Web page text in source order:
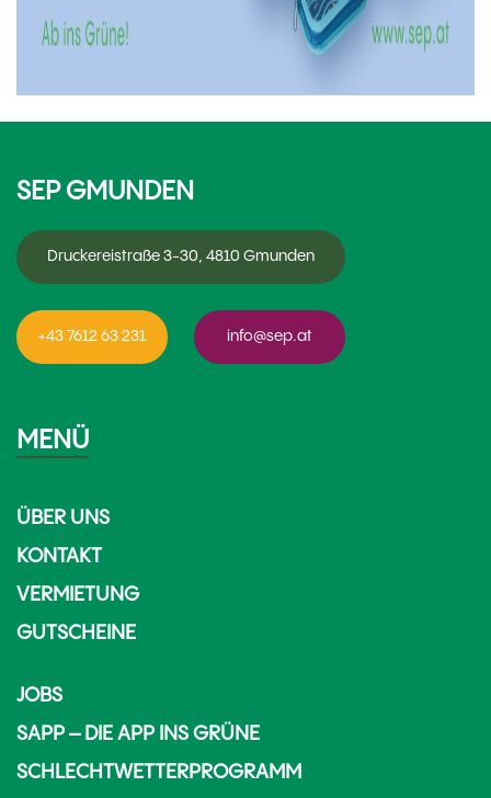
SEP GMUNDEN
Druckereistraße 3-30, 4810 Gmunden
+43 7612 63 231 info@sep.at
MENÜ
ÜBER UNS
KONTAKT
VERMIETUNG
GUTSCHEINE
JOBS
SAPP – DIE APP INS GRÜNE
SCHLECHTWETTERPROGRAMM